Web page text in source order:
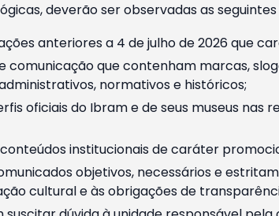
deverão ser observadas as
anteriores a 4 de julho de 2026 que
comunicação que contenham marcas,
normativos e históricos;
oficiais do Ibram e de seus museus nas
institucionais de caráter
objetivos, necessários e
cultural e às obrigações de